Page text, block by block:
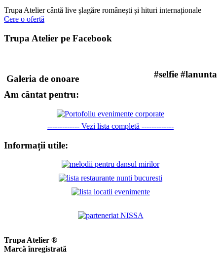
Trupa Atelier cântă live șlagăre românești și hituri internaționale
Cere o ofertă
Trupa Atelier pe Facebook
Galeria de onoare
#selfie #lanunta
Am cântat pentru:
------------- Vezi lista completă -------------
Informații utile:
Trupa Atelier ®
Marcă înregistrată